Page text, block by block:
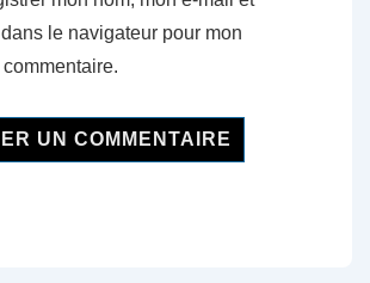
le navigateur pour mon